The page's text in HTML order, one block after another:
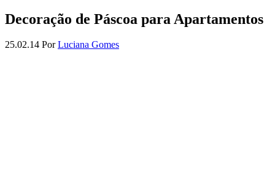
Decoração de Páscoa para Apartamentos
25.02.14 PorLuciana Gomes